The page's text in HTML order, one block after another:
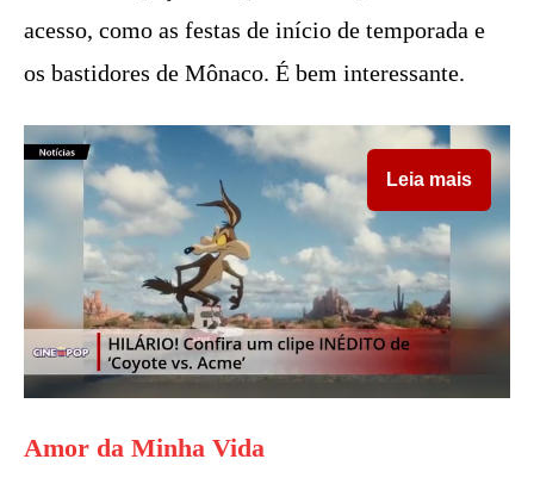
acesso, como as festas de início de temporada e
os bastidores de Mônaco. É bem interessante.
Leia mais
Amor da Minha Vida